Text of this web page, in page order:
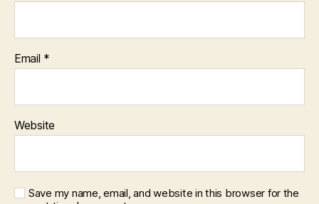
Email *
Website
Save my name, email, and website in this browser for the